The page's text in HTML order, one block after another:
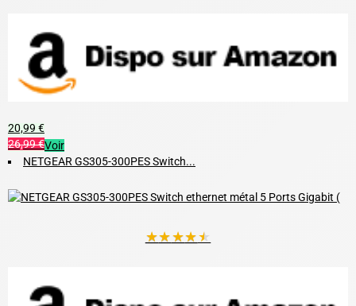
20,99 €
26,99 €Voir
NETGEAR GS305-300PES Switch...
★★★★★